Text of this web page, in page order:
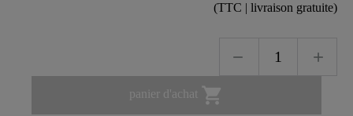
(TTC | livraison gratuite)
panier d'achat 